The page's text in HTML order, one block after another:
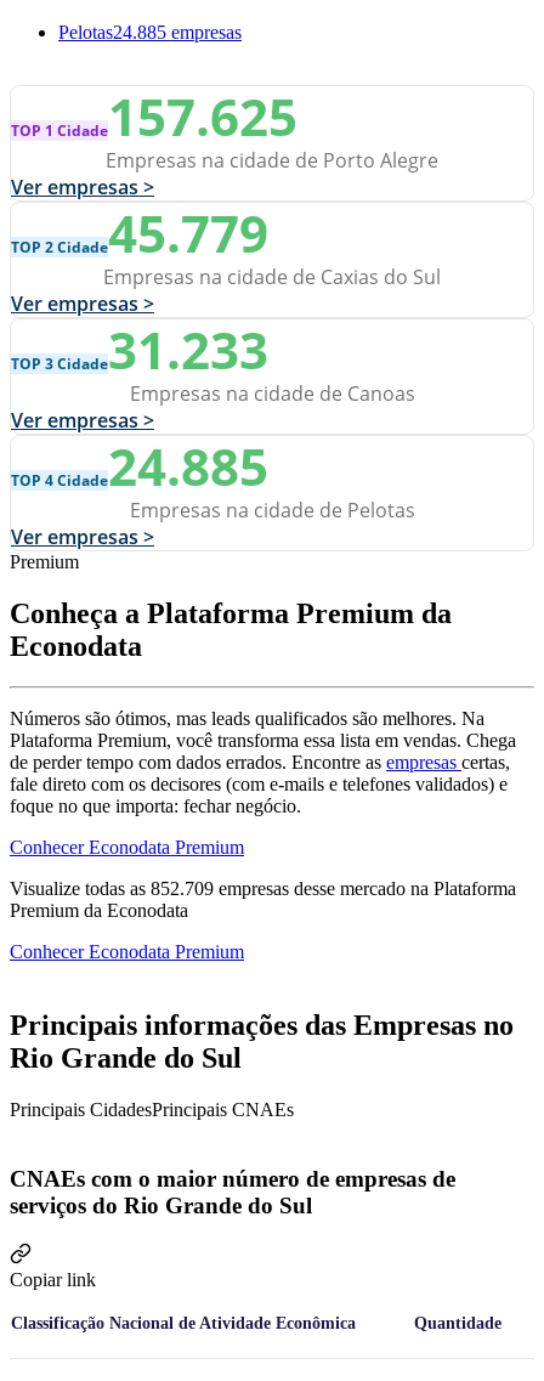
Pelotas24.885 empresas
TOP 1 Cidade157.625
Empresas na cidade de Porto Alegre
Ver empresas >
TOP 2 Cidade45.779
Empresas na cidade de Caxias do Sul
Ver empresas >
TOP 3 Cidade31.233
Empresas na cidade de Canoas
Ver empresas >
TOP 4 Cidade24.885
Empresas na cidade de Pelotas
Ver empresas >
Premium
Conheça a Plataforma Premium da
Econodata
Números são ótimos, mas leads qualificados são melhores. Na
Plataforma Premium, você transforma essa lista em vendas. Chega
de perder tempo com dados errados. Encontre as empresas certas,
fale direto com os decisores (com e-mails e telefones validados) e
foque no que importa: fechar negócio.
Conhecer Econodata Premium
Visualize todas as 852.709 empresas desse mercado na Plataforma
Premium da Econodata
Conhecer Econodata Premium
Principais informações das Empresas no
Rio Grande do Sul
Principais CidadesPrincipais CNAEs
CNAEs com o maior número de empresas de
serviços do Rio Grande do Sul
Copiar link
Classificação Nacional de Atividade Econômica Quantidade